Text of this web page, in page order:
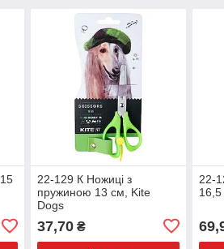
22-129 К Ножиці з
пружиною 13 см, Kite
Dogs
37,70₴
22-